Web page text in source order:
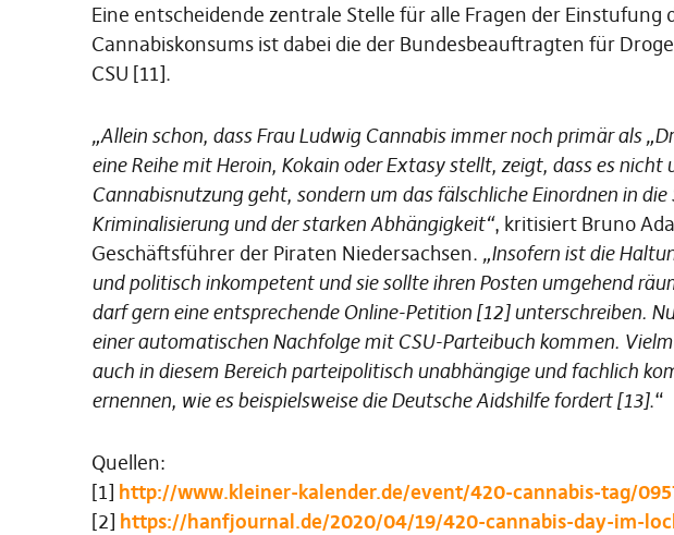
Eine entscheidende zentrale Stelle für alle Fragen der Einstufung
Cannabiskonsums ist dabei die der Bundesbeauftragten für
CSU [11].
„Allein schon, dass Frau Ludwig Cannabis immer noch primär als
eine Reihe mit Heroin, Kokain oder Extasy stellt, zeigt, dass es nicht
Cannabisnutzung geht, sondern um das fälschliche Einordnen in die
Kriminalisierung und der starken Abhängigkeit“, kritisiert Bruno
Geschäftsführer der Piraten Niedersachsen. „Insofern ist die
und politisch inkompetent und sie sollte ihren Posten umgehend
darf gern eine entsprechende Online-Petition [12] unterschreiben.
einer automatischen Nachfolge mit CSU-Parteibuch kommen.
auch in diesem Bereich parteipolitisch unabhängige und fachlich
ernennen, wie es beispielsweise die Deutsche Aidshilfe fordert [13].“
Quellen:
[1] http://www.kleiner-kalender.de/event/420-cannabis-tag/
[2] https://hanfjournal.de/2020/04/19/420-cannabis-day-im-